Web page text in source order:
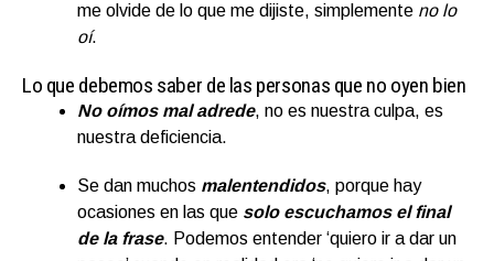
me olvide de lo que me dijiste, simplemente no lo
oí.
Lo que debemos saber de las personas que no oyen bien
No oímos mal adrede, no es nuestra culpa, es
nuestra deficiencia.
Se dan muchos malentendidos, porque hay
ocasiones en las que solo escuchamos el final
de la frase. Podemos entender ‘quiero ir a dar un